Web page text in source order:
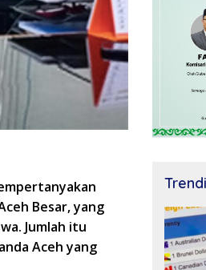
Besar, yang
Jumlah itu
Aceh yang